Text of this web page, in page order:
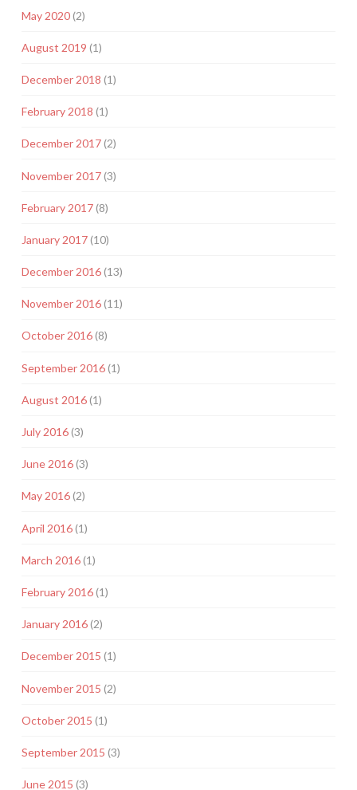
May 2020(2)
August 2019 (1)
December 2018 (1)
February 2018 (1)
December 2017(2)
November 2017(3)
February 2017(8)
January 2017(10)
December 2016(13)
November 2016(11)
October 2016(8)
September 2016(1)
August 2016(1)
July 2016(3)
June 2016(3)
May 2016(2)
April 2016(1)
March 2016(1)
February 2016(1)
January 2016(2)
December 2015 (1)
November 2015 (2)
October 2015 (1)
September 2015 (3)
June 2015 (3)